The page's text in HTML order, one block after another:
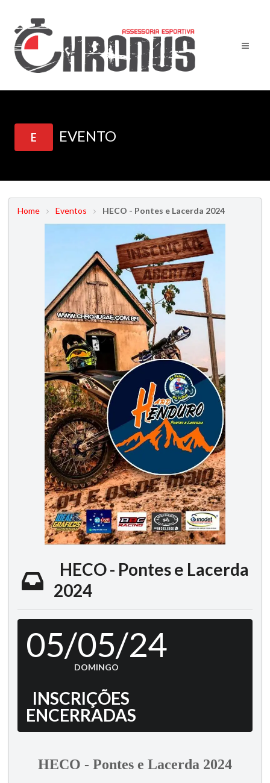
E EVENTO
Home Eventos HECO - Pontes e Lacerda 2024
HECO - Pontes e Lacerda
2024
05/05/24
DOMINGO
INSCRIÇÕES
ENCERRADAS
HECO - Pontes e Lacerda 2024